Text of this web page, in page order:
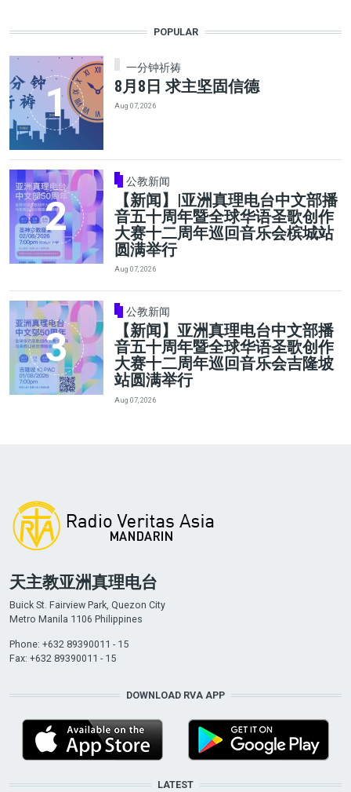
POPULAR
一分钟祈祷
8月8日 求主坚固信德
Aug 07, 2026
公教新闻
【新闻】|亚洲真理电台中文部播
音五十周年暨全球华语圣歌创作
大赛十二周年巡回音乐会槟城站
圆满举行
Aug 07, 2026
公教新闻
【新闻】亚洲真理电台中文部播
音五十周年暨全球华语圣歌创作
大赛十二周年巡回音乐会吉隆坡
站圆满举行
Aug 07, 2026
天主教亚洲真理电台
Buick St. Fairview Park, Quezon City
Metro Manila 1106 Philippines
Phone: +632 89390011 - 15
Fax: +632 89390011 - 15
DOWNLOAD RVA APP
LATEST